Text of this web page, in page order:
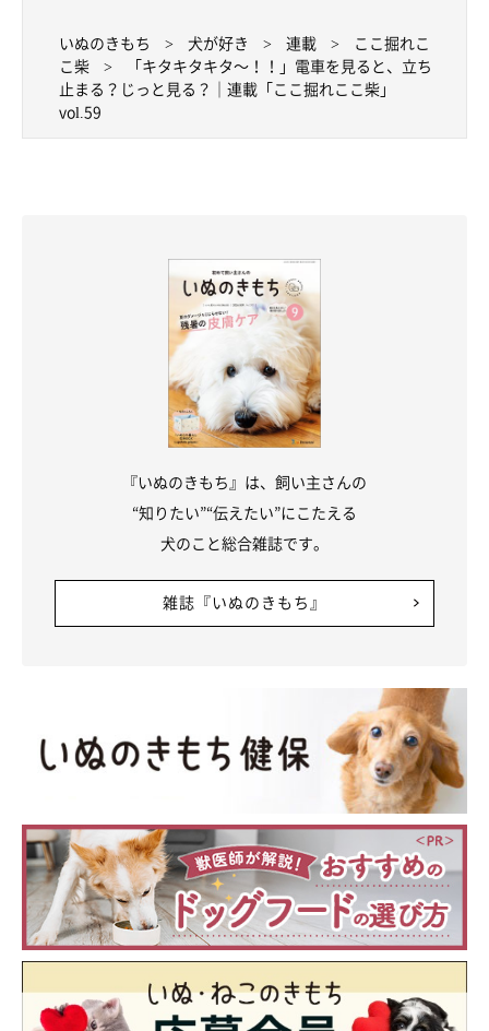
いぬのきもち 犬が好き 連載
ここ掘れこ
こ柴
「キタキタキタ～！！」電車を見ると、立ち
止まる？じっと見る？｜連載「ここ掘れここ柴」
vol.59
『いぬのきもち』は、飼い主さんの
“知りたい”“伝えたい”にこたえる
犬のこと総合雑誌です。
雑誌『いぬのきもち』